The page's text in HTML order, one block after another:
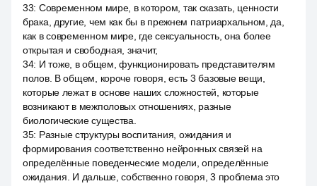
33: Современном мире, в котором, так сказать, ценности
брака, другие, чем как бы в прежнем патриархальном, да,
как в современном мире, где сексуальность, она более
открытая и свободная, значит,
34: И тоже, в общем, функционировать представителям
полов. В общем, короче говоря, есть 3 базовые вещи,
которые лежат в основе наших сложностей, которые
возникают в межполовых отношениях, разные
биологические существа.
35: Разные структуры воспитания, ожидания и
формирования соответственно нейронных связей на
определённые поведенческие модели, определённые
ожидания. И дальше, собственно говоря, 3 проблема это